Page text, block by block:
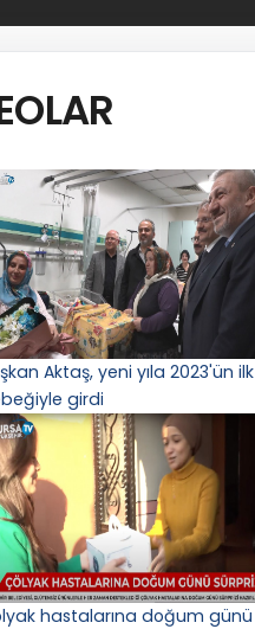
Aktaş, yeni yıla 2023'ün ilk
girdi
hastalarına doğum günü